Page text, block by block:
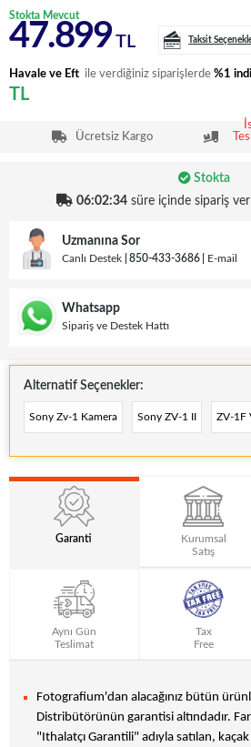
Stokta Mevcut
47.899 TL Taksit
Havale ve Eft ile verdiğiniz siparişlerde %1
TL
Ücretsiz Kargo
Stokta
06:02:33süre içinde sipariş ver
Uzmanına Sor
Canlı Destek 850-433-3686 E-mail
Whatsapp
Sipariş ve Destek Hattı
Alternatif Seçenekler:
Sony Zv-1 Kamera Sony ZV-1 II ZV-1F
Garanti
Kurumsal
Satış
Aynı Gün
Teslimat
Tax
Free
Fotografium'dan alacağınız bütün
Distribütörünün garantisi altındadır.
"Ithalatçı Garantili" adıyla satılan,